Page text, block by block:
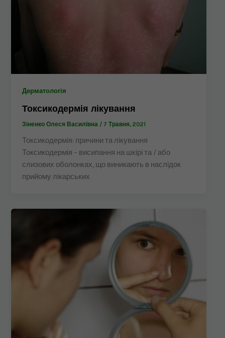
Дерматологія
Токсикодермія лікування
Зіненко Олеся Василівна / 7 Травня, 2021
Токсикодермія: причини та лікування
Токсикодермія – висипання на шкірі та / або
слизових оболонках, що виникають в наслідок
прийому лікарських